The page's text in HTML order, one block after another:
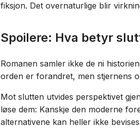
fiksjon. Det overnaturlige blir
Spoilere: Hva betyr
Romanen samler ikke de ni
orden er forandret, men stjernens
Mot slutten utvides perspektivet
løse dem: Kanskje den moderne
alternativene kan heller ikke